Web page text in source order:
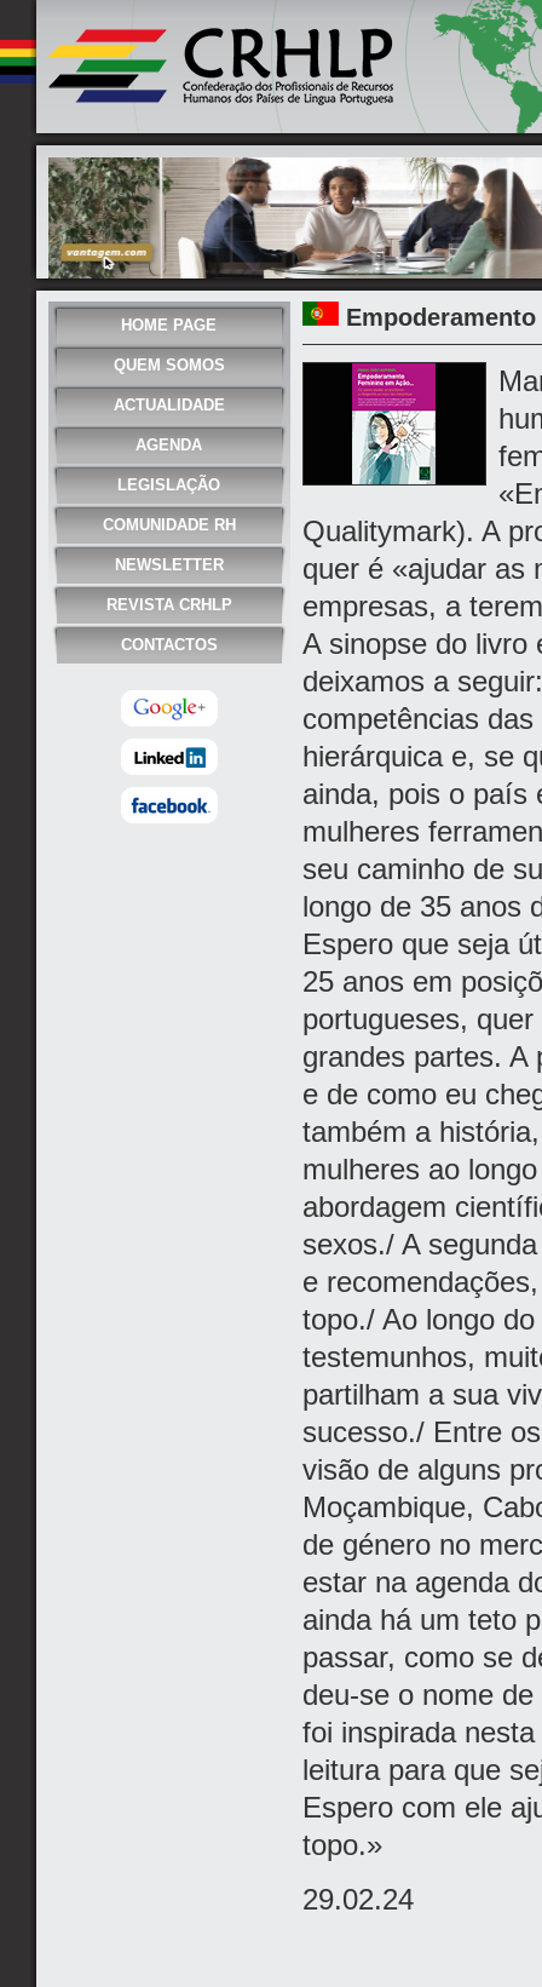
HOME PAGE
QUEM SOMOS
ACTUALIDADE
AGENDA
LEGISLAÇÃO
COMUNIDADE RH
NEWSLETTER
REVISTA CRHLP
CONTACTOS
Qualitymark). A
quer é «ajudar as
empresas, a
A sinopse do livro
deixamos a
competências
hierárquica e, se
ainda, pois o país
mulheres
seu caminho de
longo de 35 anos
Espero que seja
25 anos em
portugueses,
grandes partes. A
e de como eu
também a
mulheres ao
abordagem
sexos./ A
e
topo./ Ao longo
testemunhos,
partilham a sua
sucesso./ Entre
visão de alguns
Moçambique,
de género no
estar na agenda
ainda há um teto
passar, como se
deu-se o nome de
foi inspirada
leitura para que
Espero com ele
topo.»
29.02.24